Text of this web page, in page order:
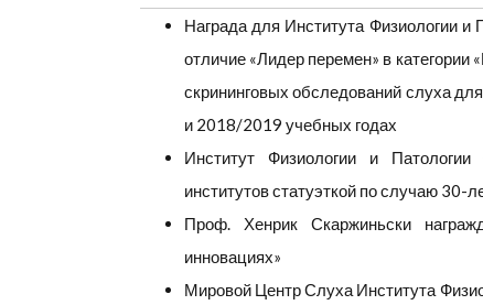
Награда для Института Физиологии и
отличие «Лидер перемен» в
скрининговых обследований слуха
и 2018/2019 учебных годах
Институт Физиологии и
институтов статуэткой по случаю 30-
Проф.
Хенрик Скаржиньски
инновациях»
Мировой Центр Слуха Института